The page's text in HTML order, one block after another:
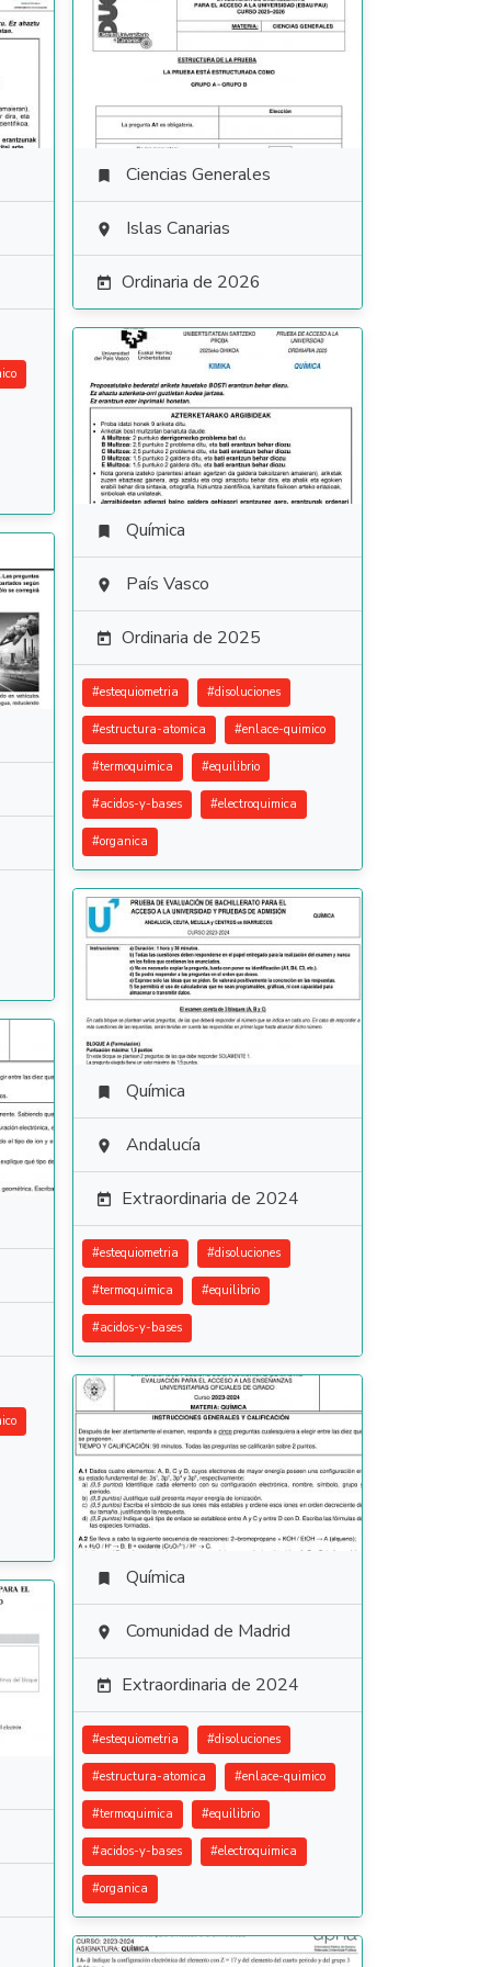
 Ciencias Generales
 Islas Canarias
 Ordinaria de 2026
 Química
 País Vasco
 Ordinaria de 2025
#estequiometria #disoluciones
#estructura-atomica #enlace-quimico
#termoquimica #equilibrio
#acidos-y-bases #electroquimica
#organica
 Química
 Andalucía
 Extraordinaria de 2024
#estequiometria #disoluciones
#termoquimica #equilibrio
#acidos-y-bases
 Química
 Comunidad de Madrid
 Extraordinaria de 2024
#estequiometria #disoluciones
#estructura-atomica #enlace-quimico
#termoquimica #equilibrio
#acidos-y-bases #electroquimica
#organica